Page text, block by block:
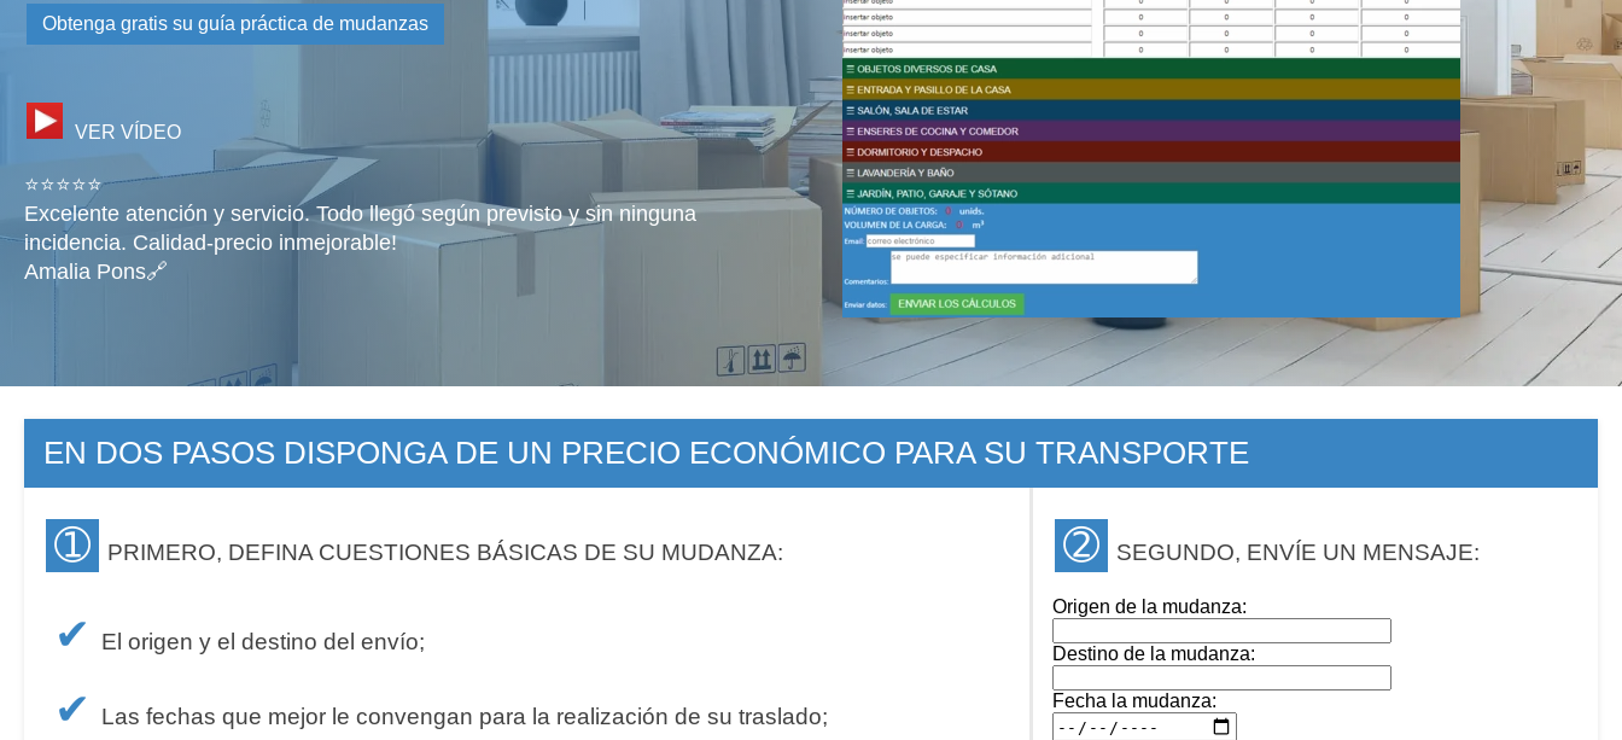
Obtenga gratis su guía práctica de mudanzas
VER VÍDEO
⭐⭐⭐⭐⭐
Excelente atención y servicio. Todo llegó según previsto y sin ninguna
incidencia. Calidad-precio inmejorable!
Amalia Pons🔗
EN DOS PASOS DISPONGA DE UN PRECIO ECONÓMICO PARA SU TRANSPORTE
➀ PRIMERO, DEFINA CUESTIONES BÁSICAS DE SU MUDANZA: ➁ SEGUNDO, ENVÍE UN MENSAJE:
✔ El origen y el destino del envío;
✔ Las fechas que mejor le convengan para la realización de su traslado;
Origen de la mudanza:
Destino de la mudanza:
Fecha la mudanza: